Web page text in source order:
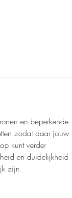
en beperkende
zodat daar jouw
kunt verder
en duidelijkheid
zijn.